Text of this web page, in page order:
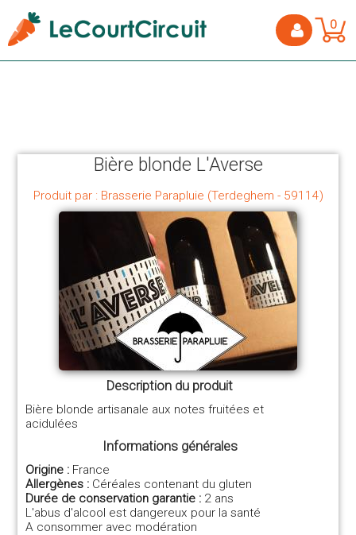
0
Bière blonde L'Averse
Produit par : Brasserie Parapluie (Terdeghem - 59114)
Description du produit
Bière blonde artisanale aux notes fruitées et
acidulées
Informations générales
Origine : France
Allergènes : Céréales contenant du gluten
Durée de conservation garantie : 2 ans
L'abus d'alcool est dangereux pour la santé
A consommer avec modération